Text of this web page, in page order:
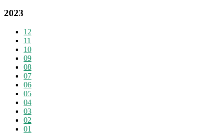
2023
12
11
10
09
08
07
06
05
04
03
02
01